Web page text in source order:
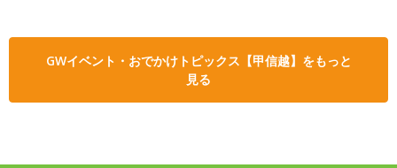
GWイベント・おでかけトピックス【甲信越】をもっと
見る